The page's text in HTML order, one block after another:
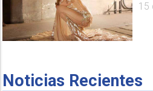
15
Noticias Recientes